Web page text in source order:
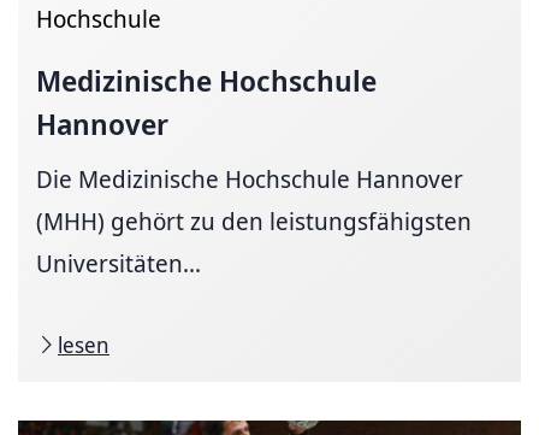
Hochschule
Medizinische Hochschule
Hannover
Die Medizinische Hochschule Hannover
(MHH) gehört zu den leistungsfähigsten
Universitäten...
lesen